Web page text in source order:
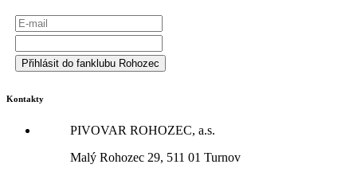
Kontakty
PIVOVAR ROHOZEC, a.s.
Malý Rohozec 29, 511 01 Turnov